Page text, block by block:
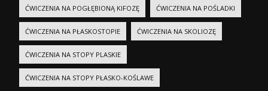
ĆWICZENIA NA POGŁĘBIONĄ KIFOZĘ ĆWICZENIA NA POŚLADKI
ĆWICZENIA NA PŁASKOSTOPIE ĆWICZENIA NA SKOLIOZĘ
ĆWICZENIA NA STOPY PLASKIE
ĆWICZENIA NA STOPY PŁASKO-KOŚLAWE